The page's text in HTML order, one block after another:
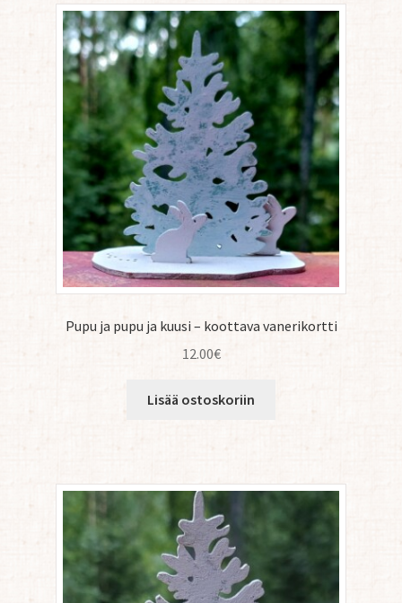
Gepetto Jälleenmyyjille
Pupu ja pupu ja kuusi – koottava vanerikortti
12.00€
Lisää ostoskoriin